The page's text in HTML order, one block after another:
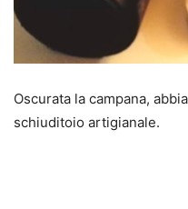
Oscurata la campana,
schiuditoio artigianale.